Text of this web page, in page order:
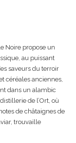
Noire propose un
au puissant
saveurs du terroir
céréales anciennes,
dans un alambic
de l’Ort, où
de châtaignes de
trouvaille